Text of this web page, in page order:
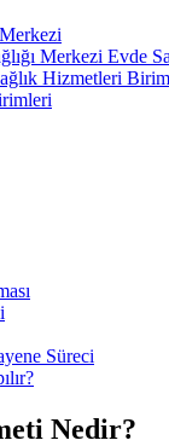
Merkezi Evde
Hizmetleri
Süreci
Nedir?